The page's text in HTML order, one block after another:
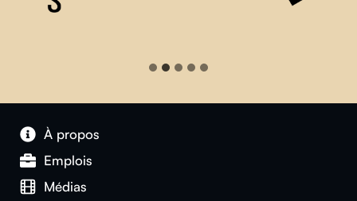
À propos
Emplois
Médias